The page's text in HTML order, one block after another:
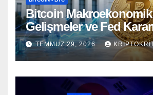
Bitcoin Makroekonomik
Gelişmeler ve Fed
Öncesinde Dalgalı
TEMMUZ 29, 2026